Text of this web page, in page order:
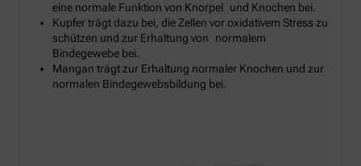
eine normale Funktion von Knorpel und Knochen bei.
Kupfer trägt dazu bei, die Zellen vor oxidativem Stress zu
schützen und zur Erhaltung von normalem
Bindegewebe bei.
Mangan trägt zur Erhaltung normaler Knochen und zur
normalen Bindegewebsbildung bei.